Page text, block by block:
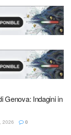
Genova: Indagini in
2026 0